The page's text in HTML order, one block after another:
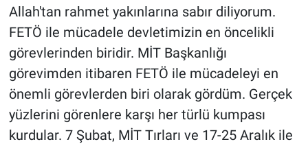
Allah'tan rahmet yakınlarına sabır diliyorum.
FETÖ ile mücadele devletimizin en öncelikli
görevlerinden biridir. MİT Başkanlığı
görevimden itibaren FETÖ ile mücadeleyi en
önemli görevlerden biri olarak gördüm. Gerçek
yüzlerini görenlere karşı her türlü kumpası
kurdular. 7 Şubat, MİT Tırları ve 17-25 Aralık ile